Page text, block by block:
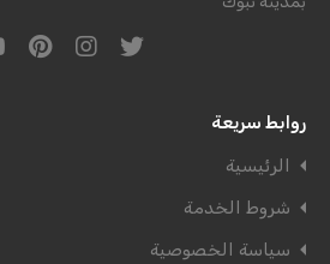
روابط سريعة
الرئيسية
شروط الخدمة
سياسة الخصوصية